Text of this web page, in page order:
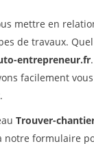
mettre en
de travaux.
entrepreneur.fr
facilement
Trouver-
formulaire